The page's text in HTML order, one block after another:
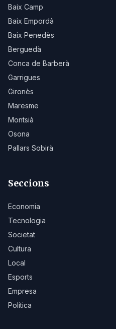
Baix Camp
Baix Empordà
Baix Penedès
Berguedà
Conca de Barberà
Garrigues
Gironès
Maresme
Montsià
Osona
Pallars Sobirà
Seccions
Economia
Tecnologia
Societat
Cultura
Local
Esports
Empresa
Política